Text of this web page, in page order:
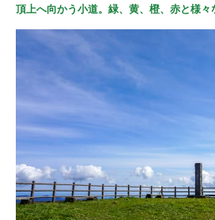
頂上へ向かう小道。緑、黄、橙、赤と様々